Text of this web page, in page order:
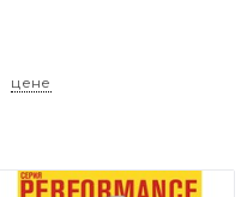
цене